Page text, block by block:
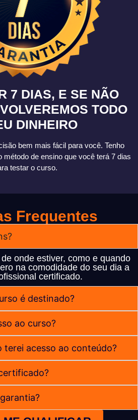
7 DIAS, E SE NÃO
TODO
DINHEIRO
bem mais fácil para você. Tenho
método de ensino que você terá 7 dias
testar o curso.
Frequentes
onde estiver, como e quando
na comodidade do seu dia a
certificado.
é destinado?
ao curso?
terei acesso ao conteúdo?